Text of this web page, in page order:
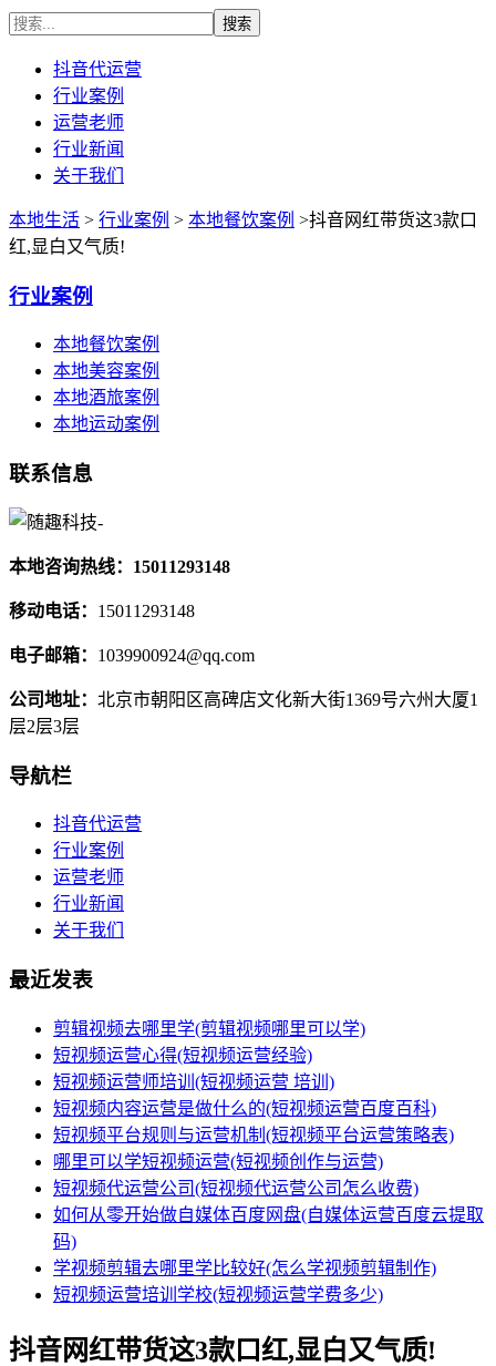
抖音代运营
行业案例
运营老师
行业新闻
关于我们
本地生活 > 行业案例 > 本地餐饮案例 >抖音网红带货这3款口
红,显白又气质!
行业案例
本地餐饮案例
本地美容案例
本地酒旅案例
本地运动案例
联系信息
本地咨询热线：15011293148
移动电话： 15011293148
电子邮箱： 1039900924@qq.com
公司地址： 北京市朝阳区高碑店文化新大街1369号六州大厦1
层2层3层
导航栏
抖音代运营
行业案例
运营老师
行业新闻
关于我们
最近发表
剪辑视频去哪里学(剪辑视频哪里可以学)
短视频运营心得(短视频运营经验)
短视频运营师培训(短视频运营 培训)
短视频内容运营是做什么的(短视频运营百度百科)
短视频平台规则与运营机制(短视频平台运营策略表)
哪里可以学短视频运营(短视频创作与运营)
短视频代运营公司(短视频代运营公司怎么收费)
如何从零开始做自媒体百度网盘(自媒体运营百度云提取
码)
学视频剪辑去哪里学比较好(怎么学视频剪辑制作)
短视频运营培训学校(短视频运营学费多少)
抖音网红带货这3款口红,显白又气质!